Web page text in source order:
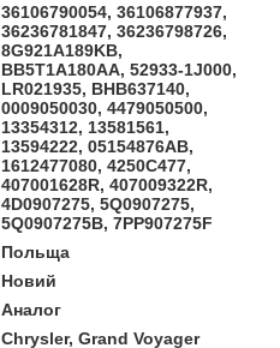
36106790054, 36106877937,
36236781847, 36236798726,
8G921A189KB,
BB5T1A180AA, 52933-1J000,
LR021935, BHB637140,
0009050030, 4479050500,
13354312, 13581561,
13594222, 05154876AB,
1612477080, 4250C477,
407001628R, 407009322R,
4D0907275, 5Q0907275,
5Q0907275B, 7PP907275F
Польща
Новий
Аналог
Chrysler, Grand Voyager